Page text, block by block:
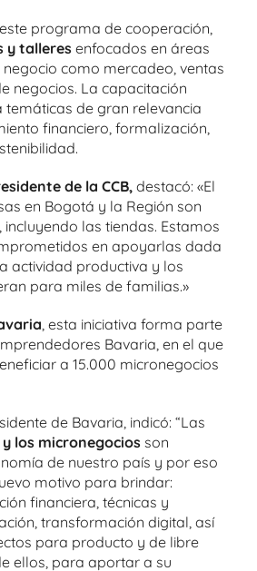
programa de cooperación,
y talleres enfocados en áreas
como mercadeo, ventas
negocios. La capacitación
de gran relevancia
financiero, formalización,
de la CCB, destacó: «El
en Bogotá y la Región son
las tiendas. Estamos
en apoyarlas dada
actividad productiva y los
para miles de familias.»
, esta iniciativa forma parte
Bavaria, en el que
a 15.000 micronegocios
de Bavaria, indicó: “Las
los micronegocios son
de nuestro país y por eso
motivo para brindar:
financiera, técnicas y
transformación digital, así
para producto y de libre
ellos, para aportar a su